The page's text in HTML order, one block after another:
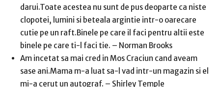
darui.Toate acestea nu sunt de pus deoparte ca niste
clopotei, lumini si beteala argintie intr-o oarecare
cutie pe un raft.Binele pe care il faci pentru altii este
binele pe care ti-l faci tie. – Norman Brooks
Am incetat sa mai cred in Mos Craciun cand aveam
sase ani.Mama m-a luat sa-l vad intr-un magazin si el
mi-a cerut un autograf. – Shirley Temple